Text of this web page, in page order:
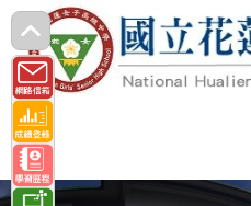
跳
轉
至
主
要
內